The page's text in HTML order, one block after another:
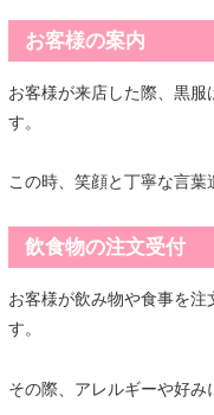
お客様の案内
お客様が来店した際、黒服
す。
この時、笑顔と丁寧な言葉
飲食物の注文受付
お客様が飲み物や食事を注
す。
その際、アレルギーや好み